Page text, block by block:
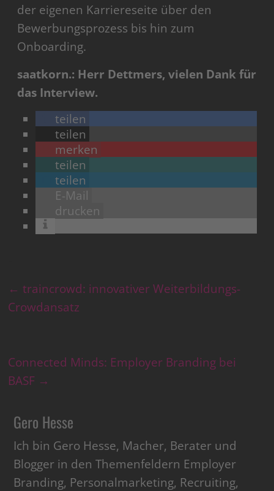
der eigenen Karriereseite über den
Bewerbungsprozess bis hin zum
Onboarding.
saatkorn.: Herr Dettmers, vielen Dank für
das Interview.
teilen
teilen
merken
teilen
teilen
E-Mail
drucken
← traincrowd: innovativer Weiterbildungs-
Crowdansatz
Connected Minds: Employer Branding bei
BASF →
Gero Hesse
Ich bin Gero Hesse, Macher, Berater und
Blogger in den Themenfeldern Employer
Branding, Personalmarketing, Recruiting,